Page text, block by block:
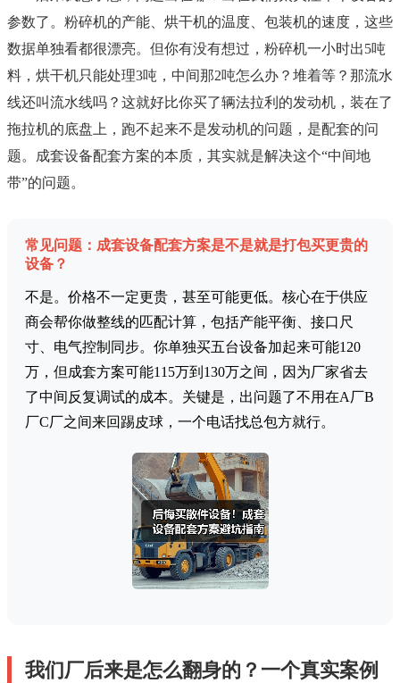
参数了。粉碎机的产能、烘干机的温度、包装机的速度，这些
数据单独看都很漂亮。但你有没有想过，粉碎机一小时出5吨
料，烘干机只能处理3吨，中间那2吨怎么办？堆着等？那流水
线还叫流水线吗？这就好比你买了辆法拉利的发动机，装在了
拖拉机的底盘上，跑不起来不是发动机的问题，是配套的问
题。成套设备配套方案的本质，其实就是解决这个“中间地
带”的问题。
常见问题：成套设备配套方案是不是就是打包买更贵的
设备？
不是。价格不一定更贵，甚至可能更低。核心在于供应
商会帮你做整线的匹配计算，包括产能平衡、接口尺
寸、电气控制同步。你单独买五台设备加起来可能120
万，但成套方案可能115万到130万之间，因为厂家省去
了中间反复调试的成本。关键是，出问题了不用在A厂B
厂C厂之间来回踢皮球，一个电话找总包方就行。
我们厂后来是怎么翻身的？一个真实案例